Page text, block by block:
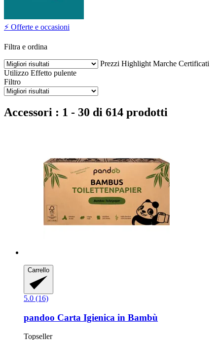
⚡ Offerte e occasioni
Filtra e ordina
Prezzi Highlight Marche Certificati
Utilizzo Effetto pulente
Filtro
Accessori : 1 - 30 di 614 prodotti
Carrello
5.0 (16)
pandoo Carta Igienica in Bambù
Topseller